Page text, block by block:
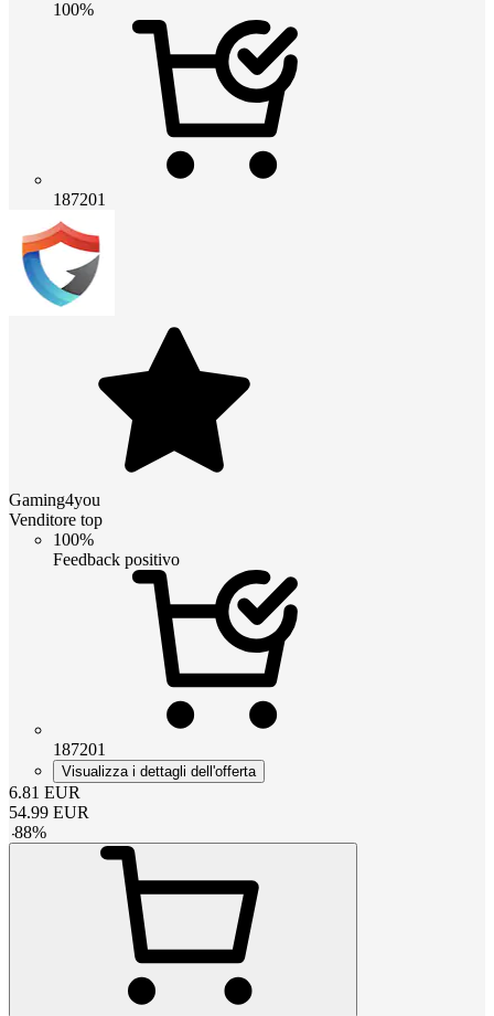
100%
187201
Gaming4you
Venditore top
100%
Feedback positivo
187201
Visualizza i dettagli dell'offerta
6.81 EUR
54.99 EUR
-88%